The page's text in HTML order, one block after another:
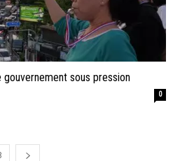
gouvernement sous pression
0